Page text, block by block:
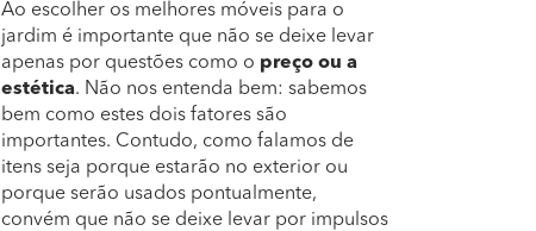
Ao escolher os melhores móveis para o
jardim é importante que não se deixe levar
apenas por questões como o preço ou a
estética. Não nos entenda bem: sabemos
bem como estes dois fatores são
importantes. Contudo, como falamos de
itens seja porque estarão no exterior ou
porque serão usados pontualmente,
convém que não se deixe levar por impulsos